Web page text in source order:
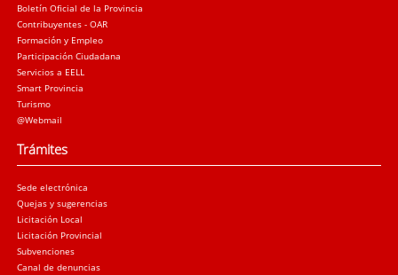
Boletín Oficial de la Provincia
Contribuyentes - OAR
Formación y Empleo
Participación Ciudadana
Servicios a EELL
Smart Provincia
Turismo
@Webmail
Trámites
Sede electrónica
Quejas y sugerencias
Licitación Local
Licitación Provincial
Subvenciones
Canal de denuncias